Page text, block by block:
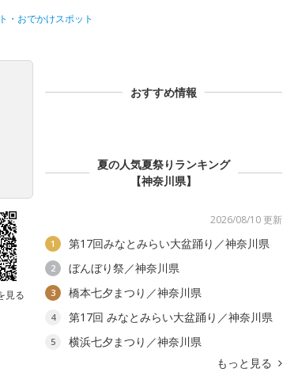
・おでかけスポット
見る
おすすめ情報
夏の人気夏祭りランキング
【神奈川県】
2026/08/10 更新
1 第17回みなとみらい大盆踊り／神奈川県
2 ぼんぼり祭／神奈川県
3 橋本七夕まつり／神奈川県
4 第17回 みなとみらい大盆踊り／神奈川県
5
横浜七夕まつり／神奈川県
もっと見る